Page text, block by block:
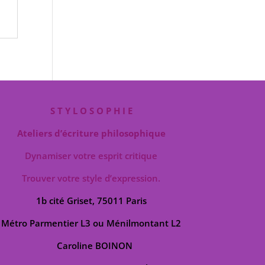
S T Y L O S O P H I E
Ateliers d’écriture philosophique
Dynamiser votre esprit critique
Trouver votre style d’expression.
1b cité Griset, 75011 Paris
Métro Parmentier L3 ou Ménilmontant L2
Caroline BOINON